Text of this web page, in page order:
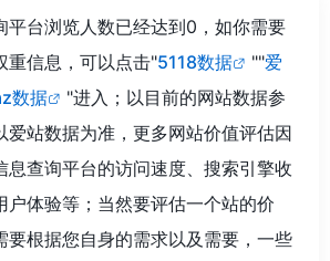
平台浏览人数已经达到0，如你需要
重信息，可以点击"5118数据 ""爱
数据
"进入；以目前的网站数据参
爱站数据为准，更多网站价值评估因
息查询平台的访问速度、搜索引擎收
户体验等；当然要评估一个站的价
要根据您自身的需求以及需要，一些